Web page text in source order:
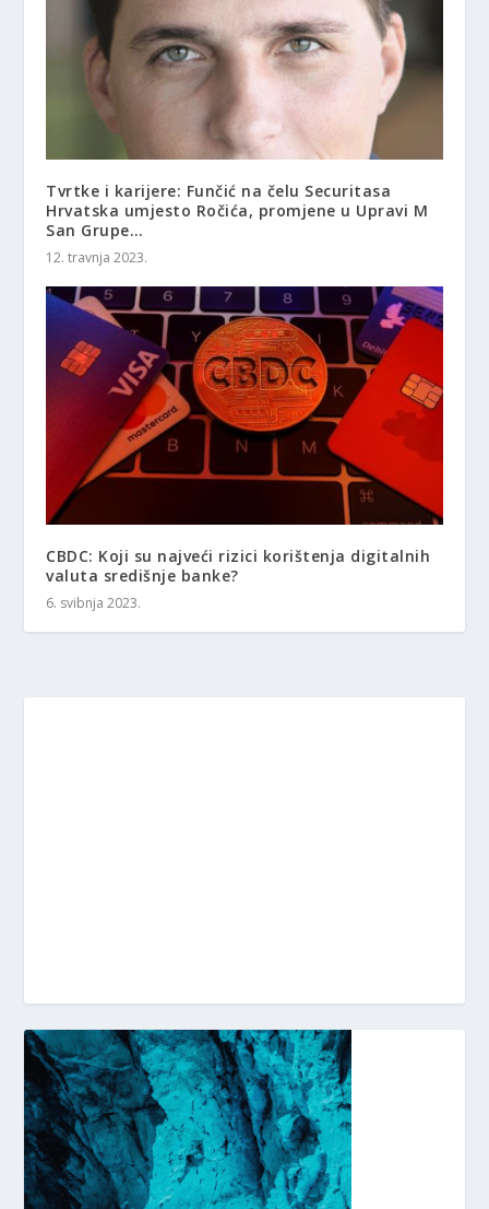
Tvrtke i karijere: Funčić na čelu Securitasa
Hrvatska umjesto Ročića, promjene u Upravi M
San Grupe…
12. travnja 2023.
CBDC: Koji su najveći rizici korištenja digitalnih
valuta središnje banke?
6. svibnja 2023.